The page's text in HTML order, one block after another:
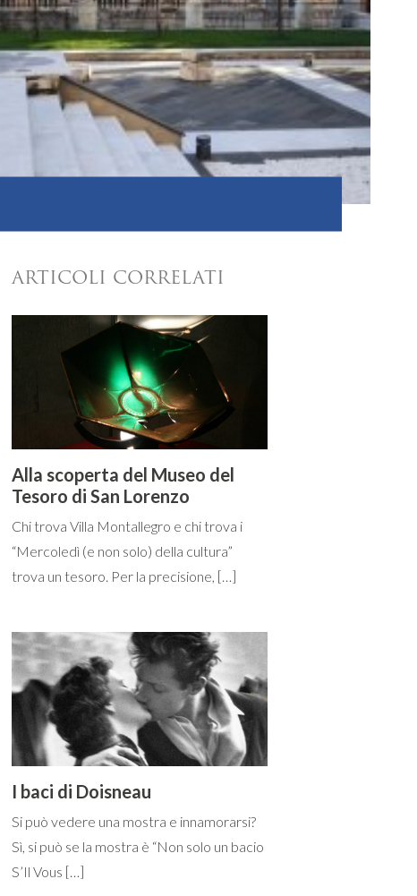
ARTICOLI CORRELATI
Alla scoperta del Museo del
Tesoro di San Lorenzo
Chi trova Villa Montallegro e chi trova i
“Mercoledì (e non solo) della cultura”
trova un tesoro. Per la precisione, […]
I baci di Doisneau
Si può vedere una mostra e innamorarsi?
Sì, si può se la mostra è “Non solo un bacio
S’Il Vous […]